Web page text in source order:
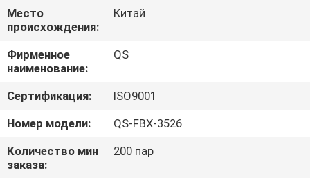
О
НАС
ПУТЕШЕСТВИЕ
ФАБРИКИ
ПРОВЕРКА
КАЧЕСТВА
Место
происхождения:
Китай
Фирменное
наименование:
QS
Сертификация:
ISO9001
Номер модели:
QS-FBX-3526
Количество мин
заказа:
200 пар